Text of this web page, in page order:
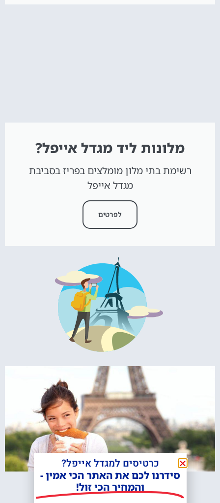
מלונות ליד מגדל אייפל?
רשימת בתי מלון מומלצים בפריז בסביבת
מגדל אייפל
לפרטים
שייט בסיין וטעימות קרפ ליד מגדל אייפל
כרטיסים למגדל אייפל?
סידרנו לכם את האתר הכי אמין -
והמחיר הכי זול!